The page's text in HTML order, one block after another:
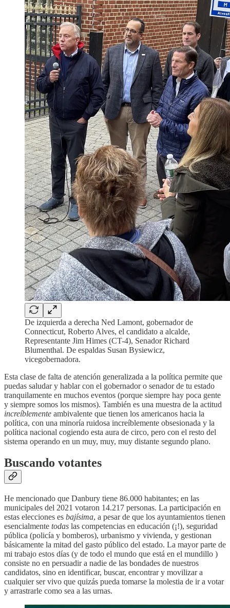
De izquierda a derecha Ned Lamont, gobernador de
Connecticut, Roberto Alves, el candidato a alcalde,
Representante Jim Himes (CT-4), Senador Richard
Blumenthal. De espaldas Susan Bysiewicz,
vicegobernadora.
Esta clase de falta de atención generalizada a la política permite que
puedas saludar y hablar con el gobernador o senador de tu estado
tranquilamente en muchos eventos (porque siempre hay poca gente
y siempre somos los mismos). También es una muestra de la actitud
increíblemente ambivalente que tienen los americanos hacia la
política, con una minoría ruidosa increíblemente obsesionada y la
política nacional cogiendo esta aura de circo, pero con el resto del
sistema operando en un muy, muy, muy distante segundo plano.
Buscando votantes
He mencionado que Danbury tiene 86.000 habitantes; en las
municipales del 2021 votaron 14.217 personas. La participación en
estas elecciones es bajísima, a pesar de que los ayuntamientos tienen
esencialmente todas las competencias en educación (¡!), seguridad
pública (policía y bomberos), urbanismo y vivienda, y gestionan
básicamente la mitad del gasto público del estado. La mayor parte de
mi trabajo estos días (y de todo el mundo que está en el mundillo )
consiste no en persuadir a nadie de las bondades de nuestros
candidatos, sino en identificar, buscar, encontrar y movilizar a
cualquier ser vivo que quizás pueda tomarse la molestia de ir a votar
y arrastrarle como sea a las urnas.